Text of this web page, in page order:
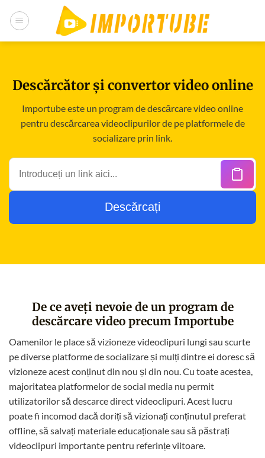
Descărcător și convertor video online
Importube este un program de descărcare video online
pentru descărcarea videoclipurilor de pe platformele de
socializare prin link.
De ce aveți nevoie de un program de
descărcare video precum Importube
Oamenilor le place să vizioneze videoclipuri lungi sau scurte
pe diverse platforme de socializare și mulți dintre ei doresc să
vizioneze acest conținut din nou și din nou. Cu toate acestea,
majoritatea platformelor de social media nu permit
utilizatorilor să descarce direct videoclipuri. Acest lucru
poate fi incomod dacă doriți să vizionați conținutul preferat
offline, să salvați materiale educaționale sau să păstrați
videoclipuri importante pentru referințe viitoare.